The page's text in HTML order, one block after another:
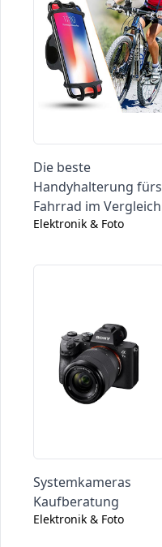
Die beste
Handyhalterung fürs
Fahrrad im Vergleich
Elektronik & Foto
Systemkameras
Kaufberatung
Elektronik & Foto